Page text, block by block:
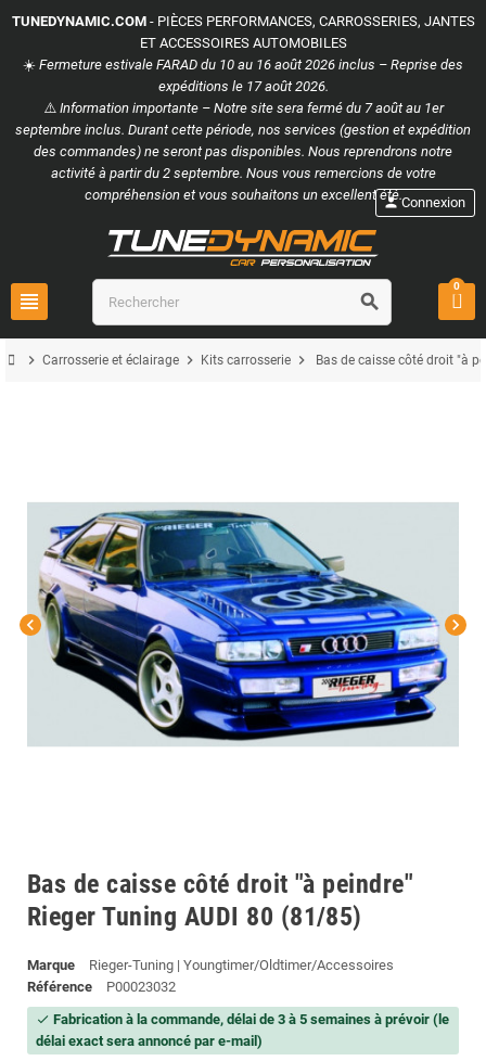
TUNEDYNAMIC.COM- PIÈCES PERFORMANCES, CARROSSERIES, JANTES
ET ACCESSOIRES AUTOMOBILES
☀️ Fermeture estivale FARAD du 10 au 16 août 2026 inclus – Reprise des
expéditions le 17 août 2026.
⚠️Information importante – Notre site sera fermé du 7 août au 1er
septembre inclus. Durant cette période, nos services (gestion et expédition
des commandes) ne seront pas disponibles. Nous reprendrons notre
activité à partir du 2 septembre. Nous vous remercions de votre
compréhension et vous souhaitons un excellent été.
view_headline search
person Connexion
0
chevron_right Carrosserie et éclairage chevron_right Kits carrosserie chevron_right Bas de caisse côté droit "à
chevron_left chevron_right
Bas de caisse côté droit "à peindre"
Rieger Tuning AUDI 80 (81/85)
Marque
Rieger-Tuning | Youngtimer/Oldtimer/Accessoires
Référence
P00023032
check Fabrication à la commande, délai de 3 à 5 semaines à prévoir (le
délai exact sera annoncé par e-mail)